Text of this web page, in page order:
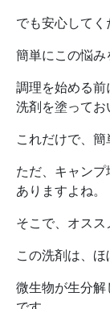
でも安心してく
簡単にこの悩み
調理を始める
洗剤を塗ってお
これだけで、簡
ただ、キャン
ありますよね。
そこで、オス
この洗剤は、ほ
微生物が生分解